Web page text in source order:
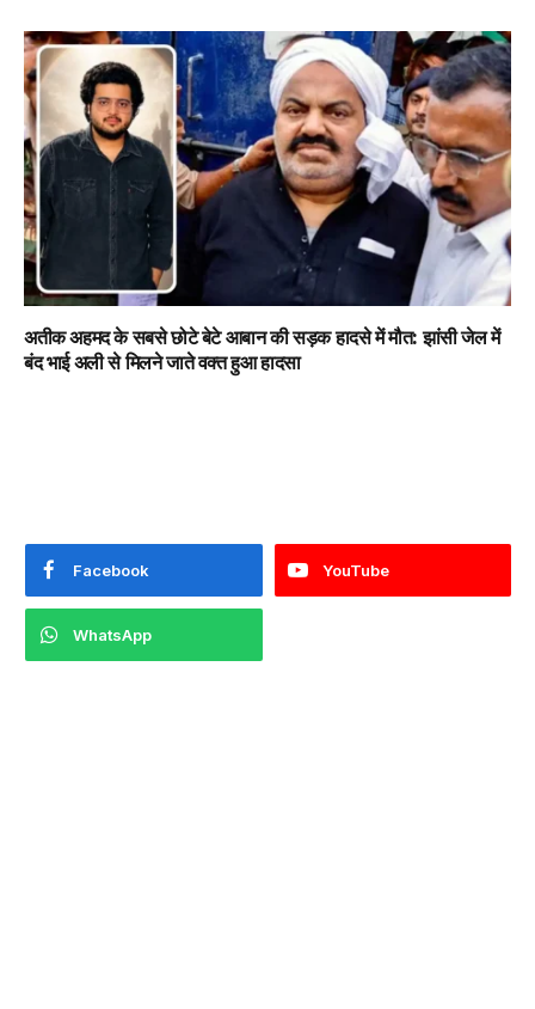
अतीक अहमद के सबसे छोटे बेटे आबान की सड़क हादसे में मौत: झांसी जेल में
बंद भाई अली से मिलने जाते वक्त हुआ हादसा
Facebook YouTube
WhatsApp